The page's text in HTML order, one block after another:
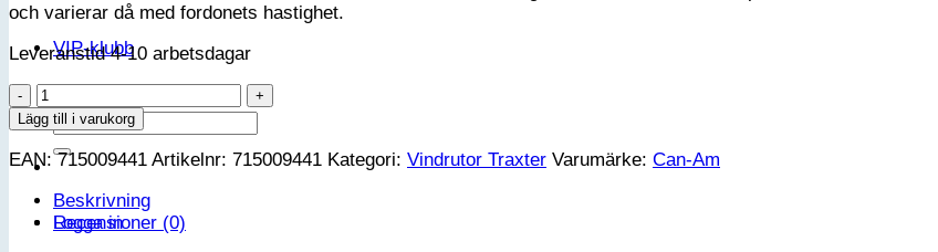
VIP-klubb
Sök
efter:
Logga in
och varierar då med fordonets hastighet.
Leveranstid 4-10 arbetsdagar
Can-
Am
SMART
intervall
och
spolarsats
Lägg till i varukorg
EAN:715009441 Artikelnr: 715009441 Kategori: Vindrutor Traxter Varumärke: Can-Am
Beskrivning
Recensioner (0)